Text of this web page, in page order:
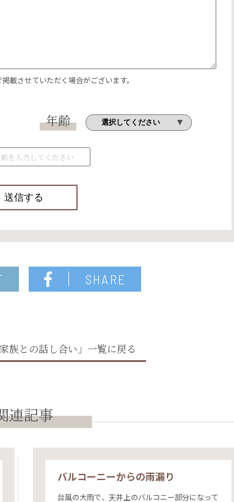
載させていただく場合がございます。
年齢
SHARE
族との話し合い」一覧に戻る
連記事
バルコーニーからの雨漏り
台風の大雨で、天井上のバルコニー部分になって